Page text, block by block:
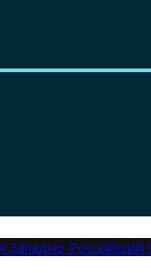
Западно-